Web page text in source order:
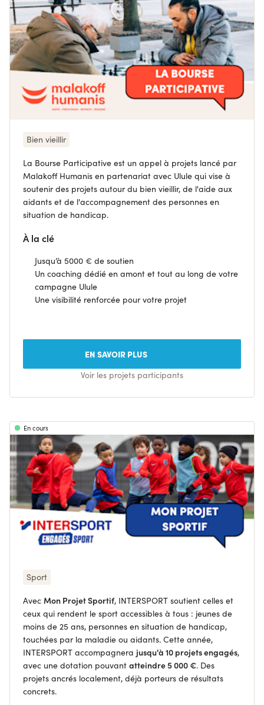
Bien vieillir
La Bourse Participative est un appel à projets lancé par
Malakoff Humanis en partenariat avec Ulule qui vise à
soutenir des projets autour du bien vieillir, de l'aide aux
aidants et de l'accompagnement des personnes en
situation de handicap.
À la clé
Jusqu’à 5000 € de soutien
Un coaching dédié en amont et tout au long de votre
campagne Ulule
Une visibilité renforcée pour votre projet
EN SAVOIR PLUS
Voir les projets participants
En cours
Sport
Avec Mon Projet Sportif, INTERSPORT soutient celles et
ceux qui rendent le sport accessibles à tous : jeunes de
moins de 25 ans, personnes en situation de handicap,
touchées par la maladie ou aidants. Cette année,
INTERSPORT accompagnera jusqu'à 10 projets engagés,
avec une dotation pouvant atteindre 5 000 €. Des
projets ancrés localement, déjà porteurs de résultats
concrets.